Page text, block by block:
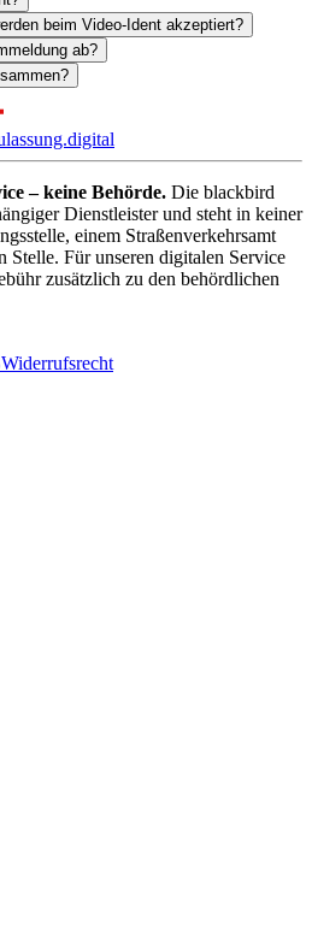
beim Video-Ident akzeptiert?
ab?
– keine Behörde. Die blackbird
Dienstleister und steht in keiner
einem Straßenverkehrsamt
Stelle. Für unseren digitalen Service
zusätzlich zu den behördlichen
Widerrufsrecht